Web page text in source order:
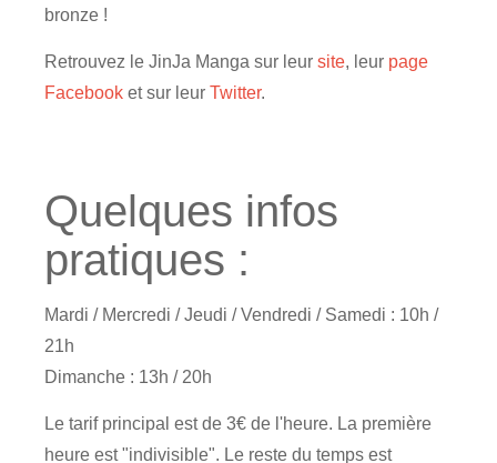
bronze !
Retrouvez le JinJa Manga sur leur site, leur page
Facebook et sur leur Twitter.
Quelques infos
pratiques :
Mardi / Mercredi / Jeudi / Vendredi / Samedi : 10h /
21h
Dimanche : 13h / 20h
Le tarif principal est de 3€ de l'heure. La première
heure est "indivisible". Le reste du temps est